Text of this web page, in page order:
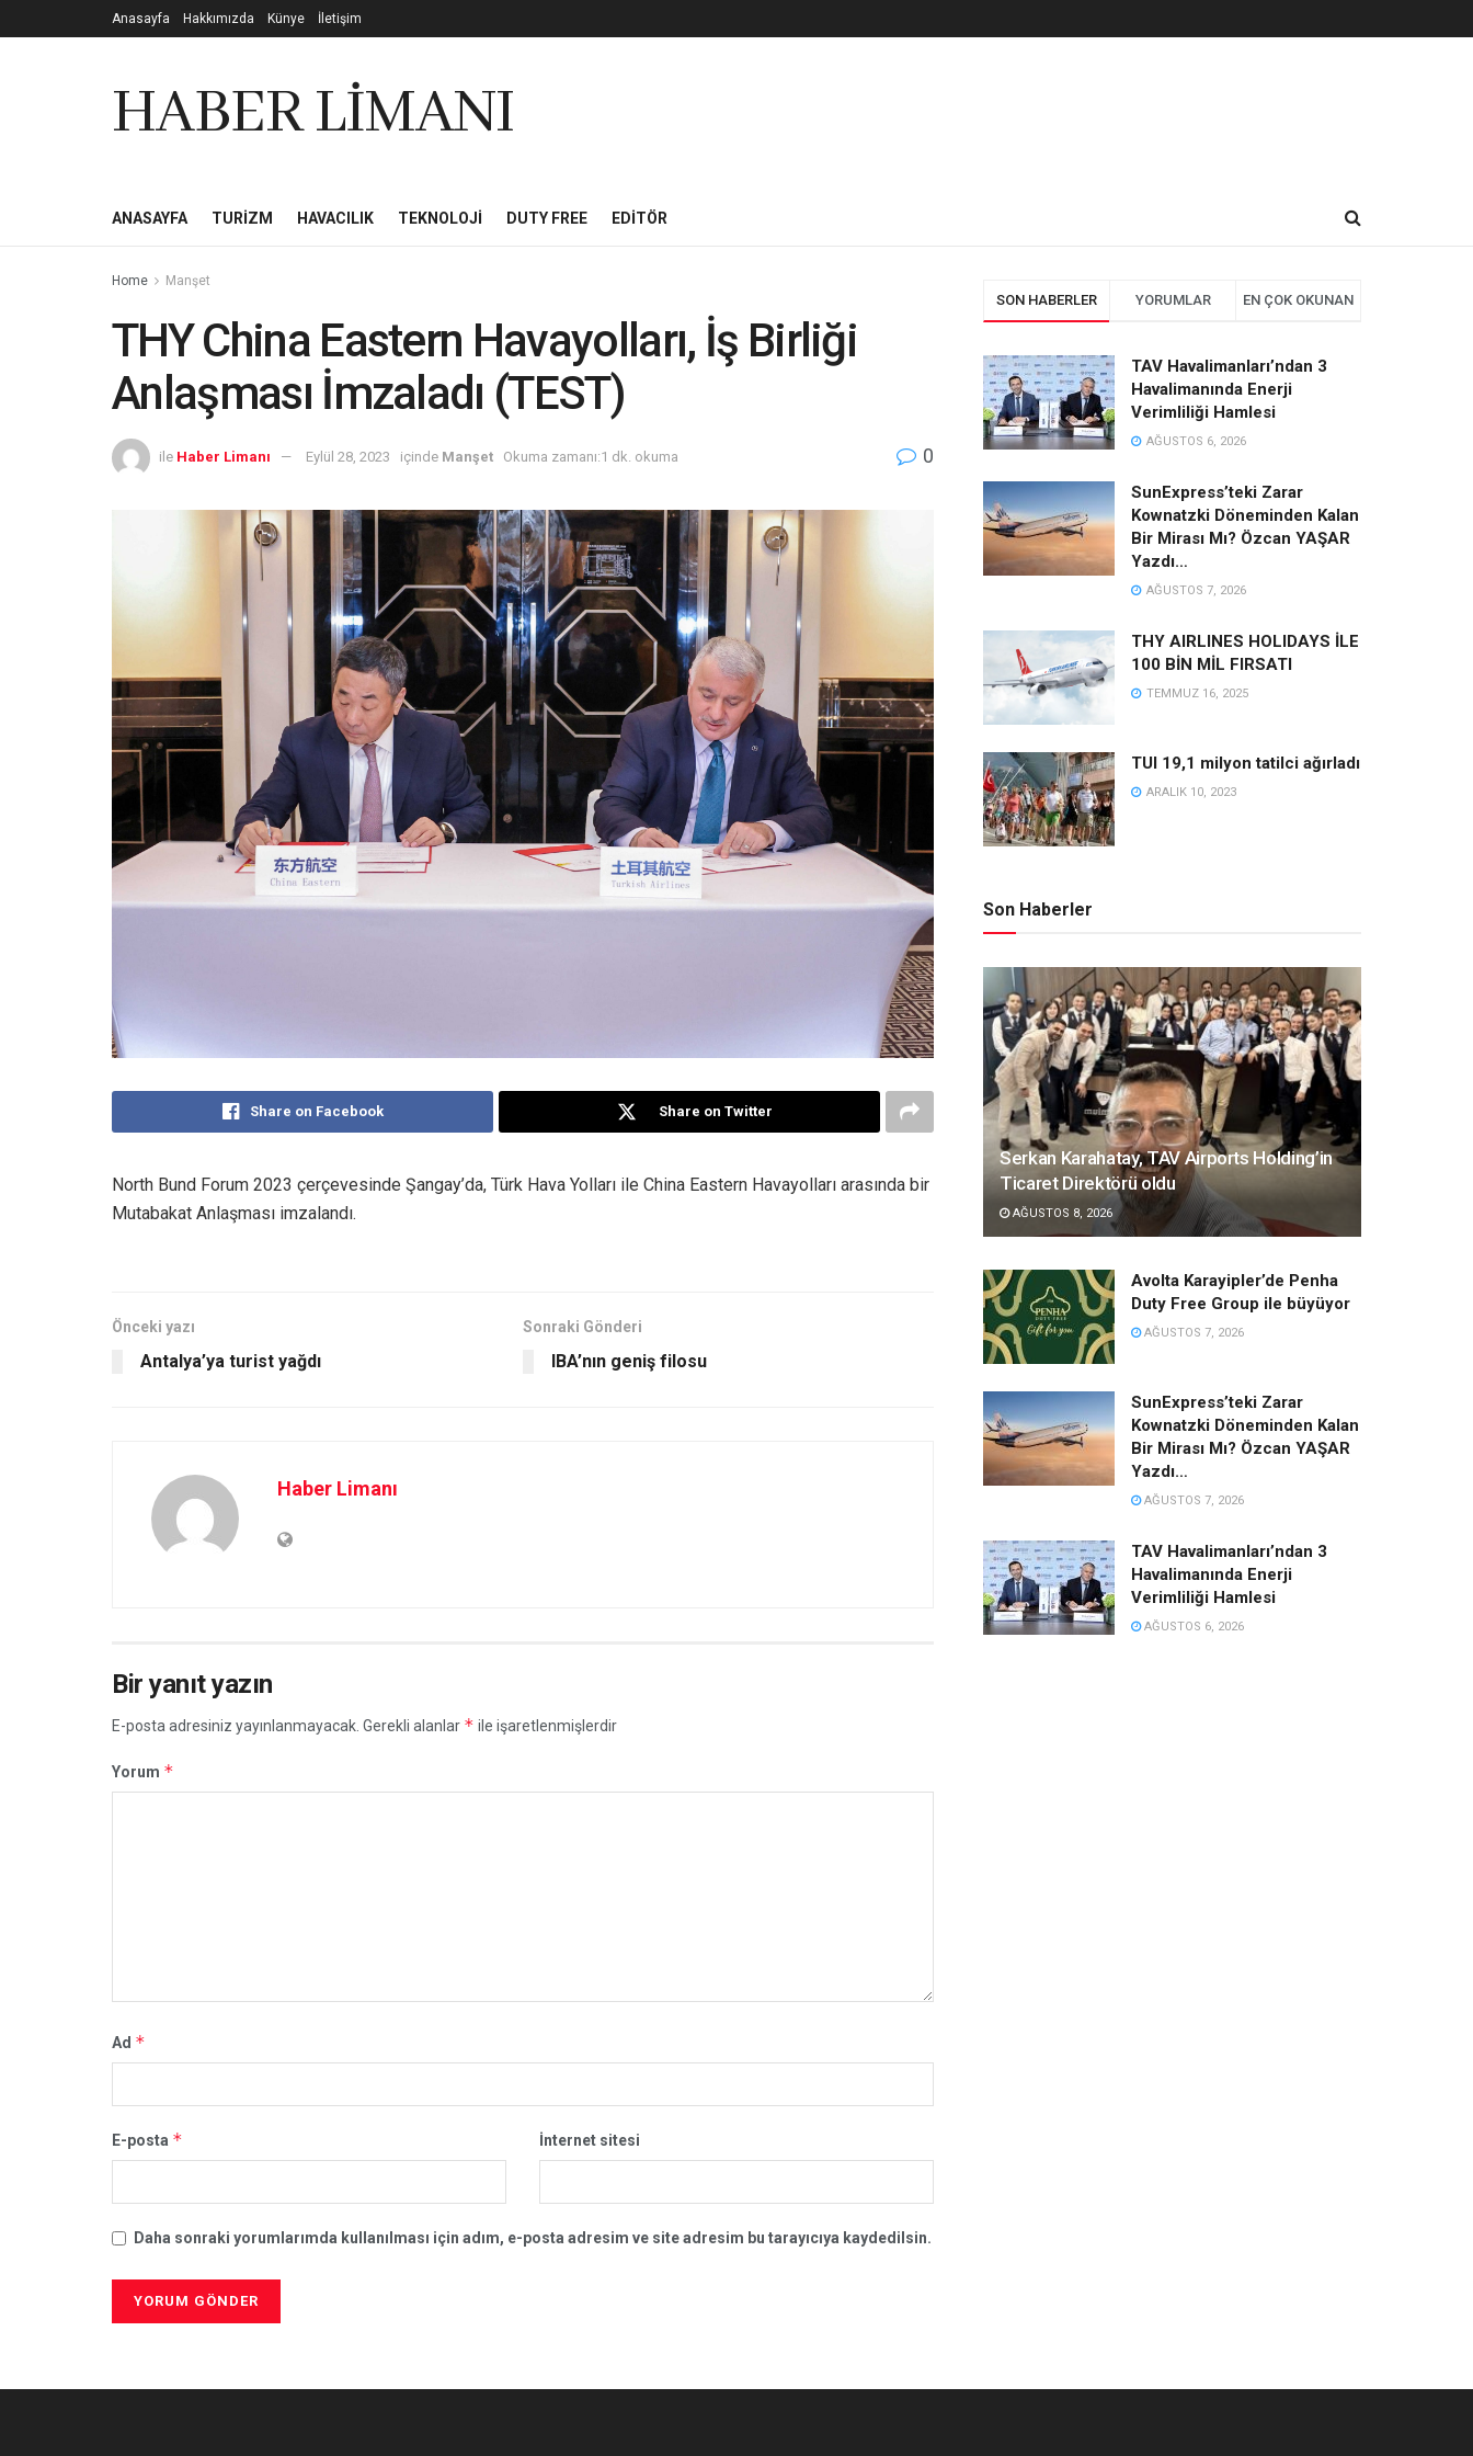
Anasayfa Hakkımızda Künye İletişim
HABER LİMANI
ANASAYFA TURIZM HAVACILIK TEKNOLOJI DUTY FREE EDITÖR
Home Manşet
THY China Eastern Havayolları, İş Birliği
Anlaşması İmzaladı (TEST)
ile Haber Limanı Eylül 28, 2023 içinde Manşet Okuma zamanı:1 dk. okuma 0
Share on Facebook Share on Twitter
North Bund Forum 2023 çerçevesinde Şangay’da, Türk Hava Yolları ile China Eastern Havayolları arasında bir
Mutabakat Anlaşması imzalandı.
Önceki yazı
Antalya’ya turist yağdı
Sonraki Gönderi
IBA’nın geniş filosu
Haber Limanı
Bir yanıt yazın
E-posta adresiniz yayınlanmayacak. Gerekli alanlar * ile işaretlenmişlerdir
Yorum *
Ad *
E-posta * İnternet sitesi
Daha sonraki yorumlarımda kullanılması için adım, e-posta adresim ve site adresim bu tarayıcıya kaydedilsin.
SON HABERLER YORUMLAR EN ÇOK OKUNAN
TAV Havalimanları’ndan 3
Havalimanında Enerji
Verimliliği Hamlesi
AĞUSTOS 6, 2026
SunExpress’teki Zarar
Kownatzki Döneminden Kalan
Bir Mirası Mı? Özcan YAŞAR
Yazdı…
AĞUSTOS 7, 2026
THY AIRLINES HOLIDAYS İLE
100 BİN MİL FIRSATI
TEMMUZ 16, 2025
TUI 19,1 milyon tatilci ağırladı
ARALIK 10, 2023
Son Haberler
Serkan Karahatay, TAV Airports Holding’in
Ticaret Direktörü oldu
AĞUSTOS 8, 2026
Avolta Karayipler’de Penha
Duty Free Group ile büyüyor
AĞUSTOS 7, 2026
SunExpress’teki Zarar
Kownatzki Döneminden Kalan
Bir Mirası Mı? Özcan YAŞAR
Yazdı…
AĞUSTOS 7, 2026
TAV Havalimanları’ndan 3
Havalimanında Enerji
Verimliliği Hamlesi
AĞUSTOS 6, 2026